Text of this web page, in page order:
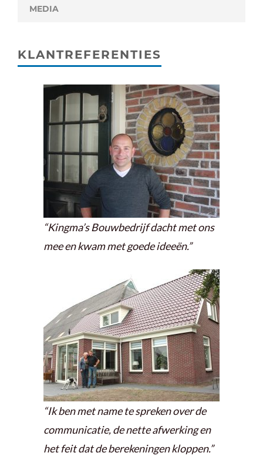
MEDIA
KLANTREFERENTIES
“Kingma’s Bouwbedrijf dacht met ons
mee en kwam met goede ideeën.”
“Ik ben met name te spreken over de
communicatie, de nette afwerking en
het feit dat de berekeningen kloppen.”